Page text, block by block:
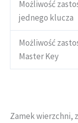
Możliwość
jednego klucza
Możliwość
Master Key
Zamek wierzchni,